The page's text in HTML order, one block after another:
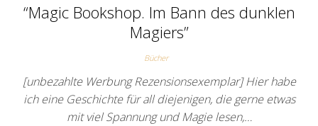
“Magic Bookshop. Im Bann des dunklen
Magiers”
Bücher
[unbezahlte Werbung Rezensionsexemplar] Hier habe
ich eine Geschichte für all diejenigen, die gerne etwas
mit viel Spannung und Magie lesen,…